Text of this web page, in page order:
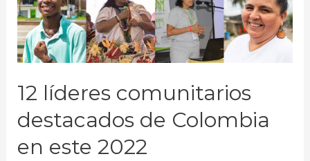
12 líderes comunitarios
destacados de Colombia
en este 2022